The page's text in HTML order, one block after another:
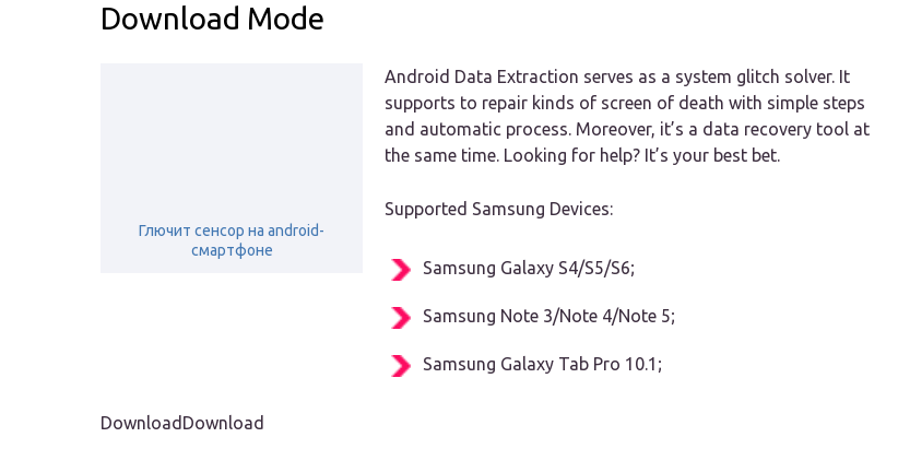
Download Mode
Глючит сенсор на android-
смартфоне
Android Data Extraction serves as a system glitch solver. It
supports to repair kinds of screen of death with simple steps
and automatic process. Moreover, it’s a data recovery tool at
the same time. Looking for help? It’s your best bet.
Supported Samsung Devices:
Samsung Galaxy S4/S5/S6;
Samsung Note 3/Note 4/Note 5;
Samsung Galaxy Tab Pro 10.1;
DownloadDownload